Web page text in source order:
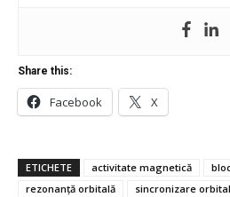
Share this:
Facebook X
ETICHETE activitate magnetică
rezonanță orbitală
sincronizare